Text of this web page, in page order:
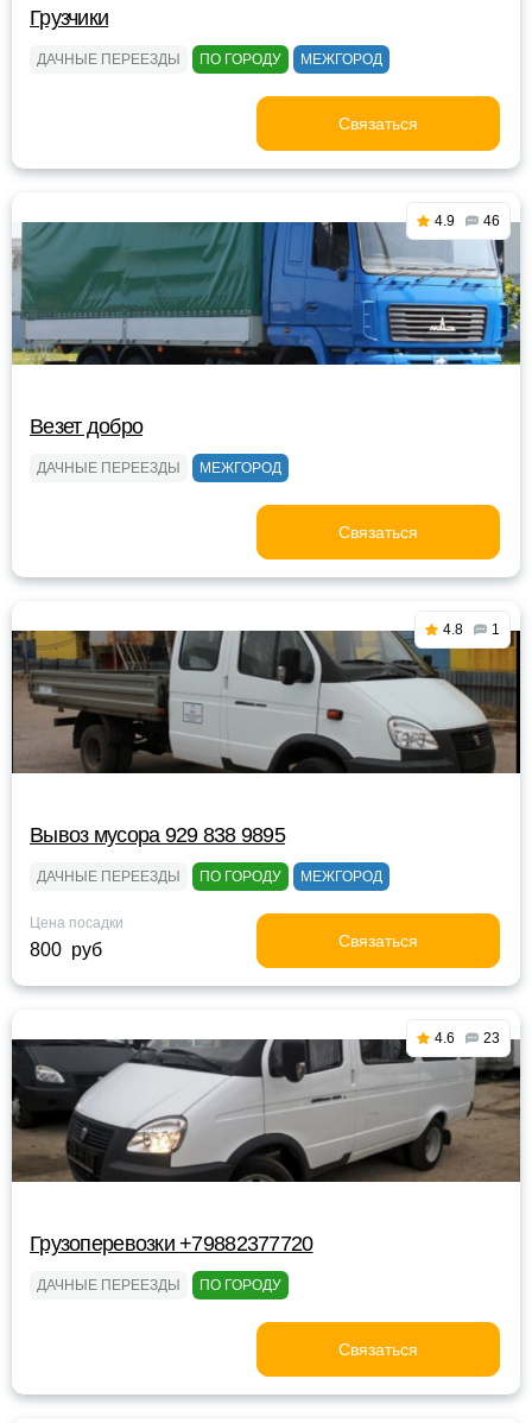
Грузчики
ДАЧНЫЕ ПЕРЕЕЗДЫ ПО ГОРОДУ МЕЖГОРОД
Связаться
4.9 46
Везет добро
ДАЧНЫЕ ПЕРЕЕЗДЫ МЕЖГОРОД
Связаться
4.8 1
Вывоз мусора 929 838 9895
ДАЧНЫЕ ПЕРЕЕЗДЫ ПО ГОРОДУ МЕЖГОРОД
Цена посадки
800 руб Связаться
4.6 23
Грузоперевозки +79882377720
ДАЧНЫЕ ПЕРЕЕЗДЫ ПО ГОРОДУ
Связаться